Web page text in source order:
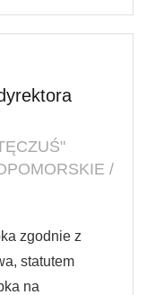
/
zgodnie z
statutem
na